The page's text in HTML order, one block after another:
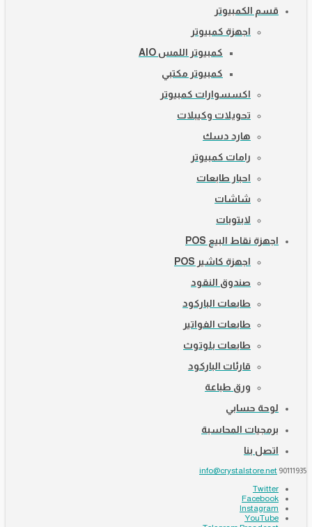
قسم الكمبيوتر
اجهزة كمبيوتر
كمبيوتر اللمس AIO
كمبيوتر مكتبي
اكسسوارات كمبيوتر
تحويلات وكيبلات
هارد دسك
رامات كمبيوتر
احبار طابعات
شاشات
لابتوبات
اجهزة نقاط البيع POS
اجهزة كاشير POS
صندوق النقود
طابعات الباركود
طابعات الفواتير
طابعات بلوتوث
قارئات الباركود
ورق طباعة
لوحة حسابي
برمجيات المحاسبة
اتصل بنا
90111935
info@crystalstore.net
Twitter
Facebook
Instagram
YouTube